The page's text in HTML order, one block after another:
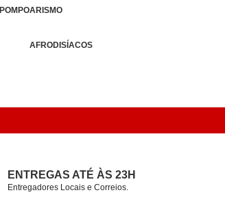
POMPOARISMO
AFRODISÍACOS
ENTREGAS ATÉ ÀS 23H
Entregadores Locais e Correios.